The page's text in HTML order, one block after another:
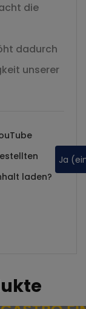
die
dadurch
unserer
laden?
Ja